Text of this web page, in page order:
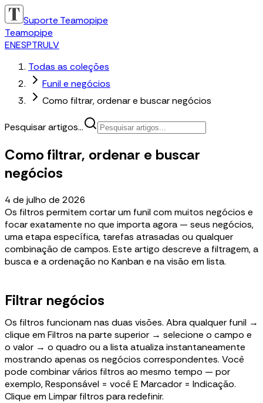
Suporte Teamopipe
Teamopipe
ENESPTRULV
Todas as coleções
Funil e negócios
Como filtrar, ordenar e buscar negócios
Pesquisar artigos...
Como filtrar, ordenar e buscar
negócios
4 de julho de 2026
Os filtros permitem cortar um funil com muitos negócios e
focar exatamente no que importa agora — seus negócios,
uma etapa específica, tarefas atrasadas ou qualquer
combinação de campos. Este artigo descreve a filtragem, a
busca e a ordenação no Kanban e na visão em lista.
Filtrar negócios
Os filtros funcionam nas duas visões. Abra qualquer funil →
clique em Filtros na parte superior → selecione o campo e
o valor → o quadro ou a lista atualiza instantaneamente
mostrando apenas os negócios correspondentes. Você
pode combinar vários filtros ao mesmo tempo — por
exemplo, Responsável = você E Marcador = Indicação.
Clique em Limpar filtros para redefinir.